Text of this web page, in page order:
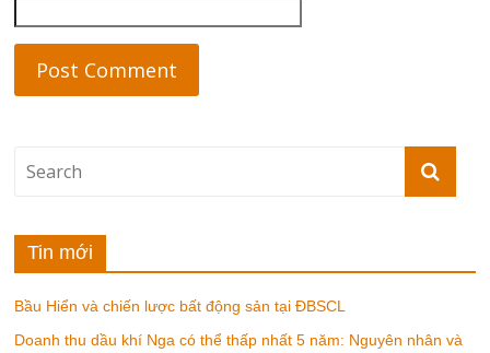
Tin mới
Bầu Hiển và chiến lược bất động sản tại ĐBSCL
Doanh thu dầu khí Nga có thể thấp nhất 5 năm: Nguyên nhân và